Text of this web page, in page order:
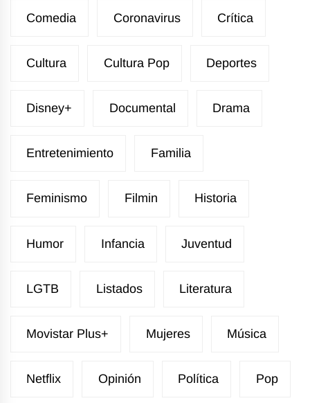
Comedia Coronavirus Crítica
Cultura Cultura Pop Deportes
Disney+ Documental Drama
Entretenimiento Familia
Feminismo Filmin Historia
Humor Infancia Juventud
LGTB Listados Literatura
Movistar Plus+ Mujeres Música
Netflix Opinión Política Pop